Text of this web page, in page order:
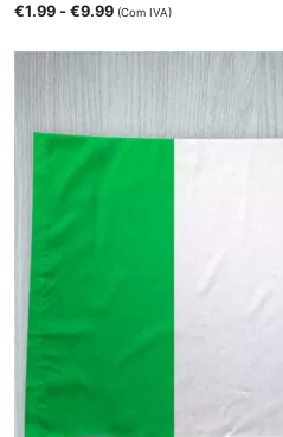
€1.99 -€9.99 (Com IVA)